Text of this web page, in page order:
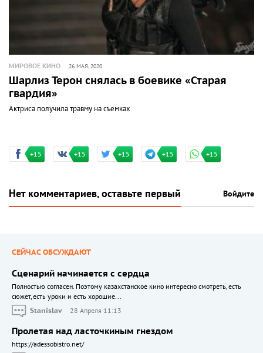
МИРОВОЕ КИНО 26 МАЯ, 2020
Шарлиз Терон снялась в боевике «Старая
гвардия»
Актриса получила травму на съемках
+15 +15 +15 +15 +15
Нет комментариев, оставьте первый Войдите
СЕЙЧАС ОБСУЖДАЮТ
Сценарий начинается с сердца
Полностью согласен. Поэтому казахстанское кино интересно смотреть, есть
сюжет, есть уроки и есть хорошие...
Stanislav
28 Апреля 11:13
Пролетая над ласточкиным гнездом
https://adessobistro.net/